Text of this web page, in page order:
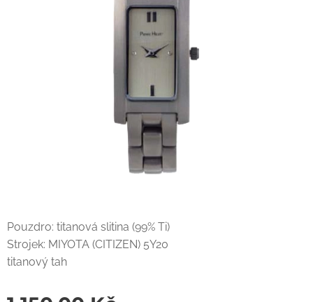
Pouzdro: titanová slitina (99% Ti)
Strojek: MIYOTA (CITIZEN) 5Y20
titanový tah